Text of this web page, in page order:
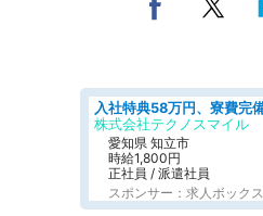
株式会社テクノスマイル
愛知県 知立市
時給1,800円
正社員 / 派遣社員
スポンサー：求人ボックス